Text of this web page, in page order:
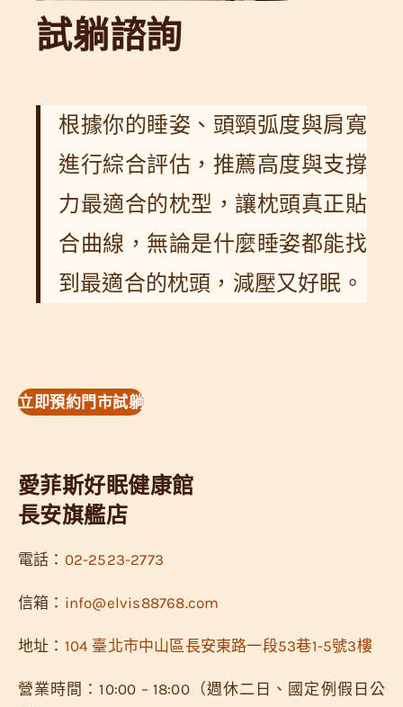
試躺諮詢
根據你的睡姿、頭頸弧度與肩寬
進行綜合評估，推薦高度與支撐
力最適合的枕型，讓枕頭真正貼
合曲線，無論是什麼睡姿都能找
到最適合的枕頭，減壓又好眠。
立即預約門市試躺
愛菲斯好眠健康館
長安旗艦店
電話： 02-2523-2773
信箱： info@elvis88768.com
地址： 104 臺北市中山區長安東路一段53巷1-5號3樓
營業時間：10:00 – 18:00（週休二日、國定例假日公